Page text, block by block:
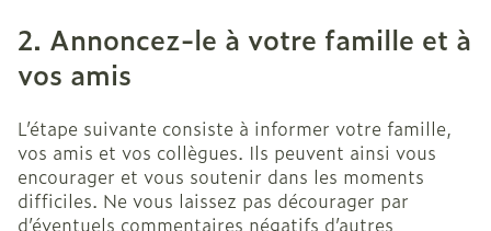
2. Annoncez-le à votre famille et à
vos amis
L’étape suivante consiste à informer votre famille,
vos amis et vos collègues. Ils peuvent ainsi vous
encourager et vous soutenir dans les moments
difficiles. Ne vous laissez pas décourager par
d’éventuels commentaires négatifs d’autres